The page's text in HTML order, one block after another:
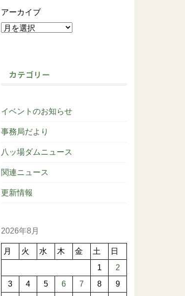
アーカイブ
カテゴリー
イベントのお知らせ
事務局だより
八ッ場ダムニュース
関連ニュース
更新情報
2026年8月
月 火 水 木 金 土
日
1
2
3
4 5 6 7 8
9